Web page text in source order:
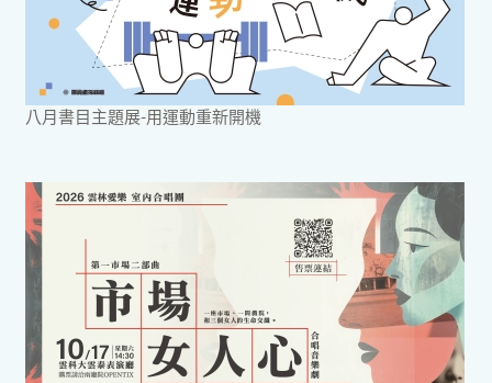
八月書目主題展-用運動重新開機